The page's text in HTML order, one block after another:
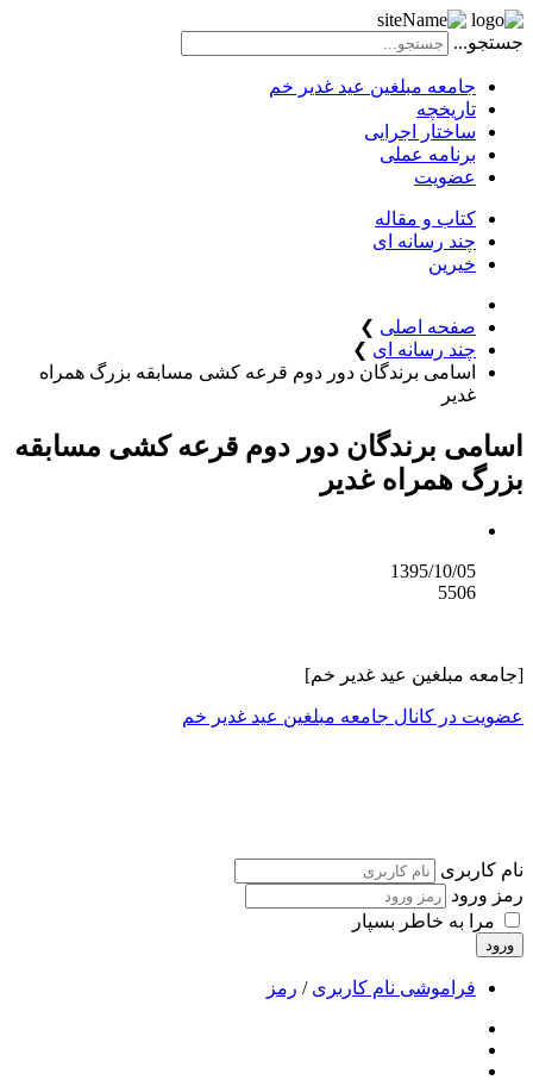
جستجو...
جامعه مبلغین عید غدیر خم
تاریخچه
ساختار اجرایی
برنامه عملی
عضویت
کتاب و مقاله
چند رسانه ای
خیرین
صفحه اصلی ❯
چند رسانه ای ❯
اسامی برندگان دور دوم قرعه کشی مسابقه بزرگ همراه
غدیر
اسامی برندگان دور دوم قرعه کشی مسابقه
بزرگ همراه غدیر
1395/10/05
5506
[جامعه مبلغین عید غدیر خم]
عضویت در کانال جامعه مبلغین عید غدیر خم
نام کاربری
رمز ورود
مرا به خاطر بسپار
ورود
فراموشی نام کاربری / رمز